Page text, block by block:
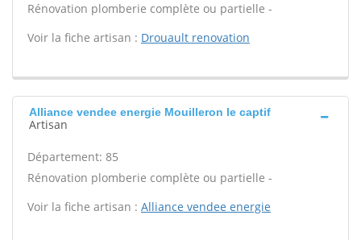
Rénovation plomberie complète ou partielle -
Voir la fiche artisan : Drouault renovation
Alliance vendee energie Mouilleron le captif
Artisan
Département: 85
Rénovation plomberie complète ou partielle -
Voir la fiche artisan : Alliance vendee energie